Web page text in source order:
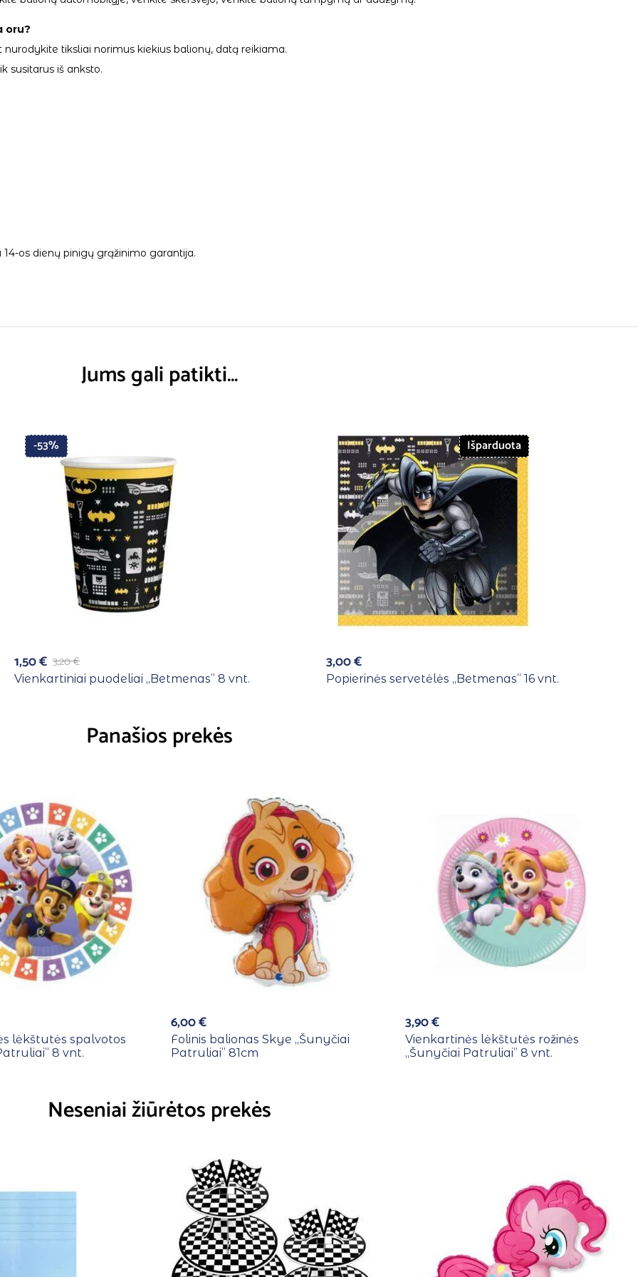
oru?
tiksliai norimus kiekius balionų, datą reikiama.
susitarus iš anksto.
os dienų pinigų grąžinimo garantija.
Jums gali patikti…
-53%
3,20€
1,50€
Vienkartiniai puodeliai ,,Betmenas” 8 vnt.
Išparduota
3,00€
Popierinės servetėlės ,,Betmenas” 16 vnt.
Panašios prekės
lėkštutės spalvotos
8 vnt.
6,00€
Folinis balionas Skye ,,Šunyčiai
Patruliai” 81cm
3,90€
Vienkartinės lėkštutės rožinės
,,Šunyčiai Patruliai” 8 vnt.
Neseniai žiūrėtos prekės